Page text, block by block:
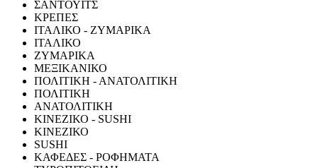
ΣΑΝΤΟΥΙΤΣ
ΚΡΕΠΕΣ
ΙΤΑΛΙΚΟ - ΖΥΜΑΡΙΚΑ
ΙΤΑΛΙΚΟ
ΖΥΜΑΡΙΚΑ
ΜΕΞΙΚΑΝΙΚΟ
ΠΟΛΙΤΙΚΗ - ΑΝΑΤΟΛΙΤΙΚΗ
ΠΟΛΙΤΙΚΗ
ΑΝΑΤΟΛΙΤΙΚΗ
ΚΙΝΕΖΙΚΟ - SUSHI
ΚΙΝΕΖΙΚΟ
SUSHI
ΚΑΦΕΔΕΣ - ΡΟΦΗΜΑΤΑ